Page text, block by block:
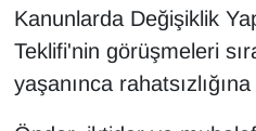
Kanunlarda Değişiklik
Teklifi'nin görüşmeleri
yaşanınca
MEDYA
ONE EKONOMİ